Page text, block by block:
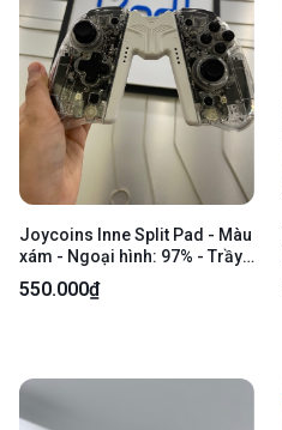
Joycoins Inne Split Pad - Màu
xám - Ngoại hình: 97% - Trầy
xước - Body
550.000₫